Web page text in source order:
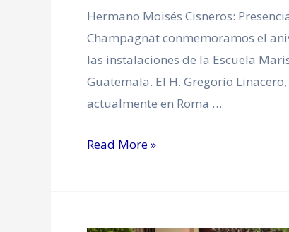
Hermano Moisés Cisneros:
Champagnat conmemoramos el
las instalaciones de la Escuela
Guatemala. El H. Gregorio
actualmente en Roma …
Read More »